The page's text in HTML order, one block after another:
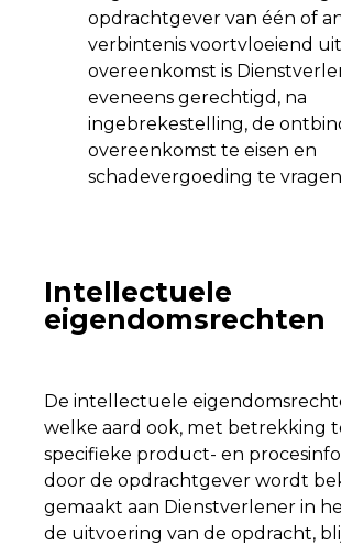
opdrachtgever van één of
verbintenis voortvloeiend
overeenkomst is
eveneens gerechtigd, na
ingebrekestelling, de
overeenkomst te eisen en
schadevergoeding te
Intellectuele
eigendomsrechten
De intellectuele
welke aard ook, met betrekking
specifieke product- en
door de opdrachtgever wordt
gemaakt aan Dienstverlener in
de uitvoering van de opdracht,